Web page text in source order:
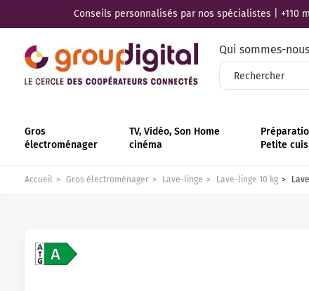
Conseils personnalisés par nos spécialistes | +110
Qui sommes-nous
Gros
électroménager
TV, Vidéo, Son Home
cinéma
Petite
Accueil Gros électroménager Lave-linge Lave-linge 10 kg